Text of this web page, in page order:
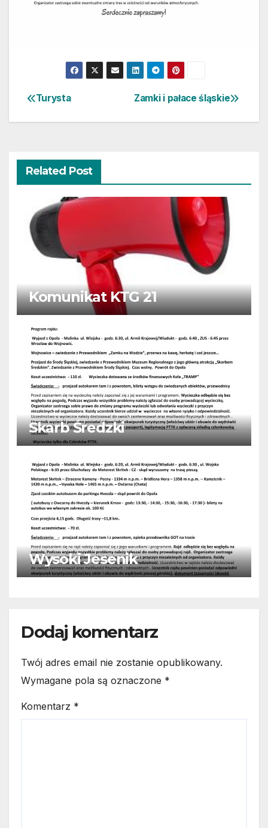
Nawigacja
wpisu
Zamki i pałace śląskie
Turysta
Related Post
Komunikat KTG 21
Skarb Średzki
Wysoki Jesenik
Dodaj komentarz
Twój adres email nie zostanie opublikowany.
Wymagane pola są oznaczone *
Komentarz *